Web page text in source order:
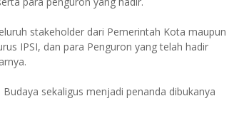
stakeholder dari Pemerintah Kota maupun
IPSI, dan para Penguron yang telah hadir
sekaligus menjadi penanda dibukanya